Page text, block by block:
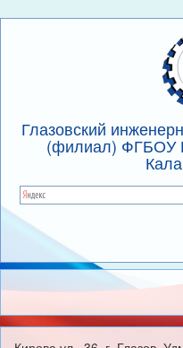
Глазовский
(филиал) ФГБОУ